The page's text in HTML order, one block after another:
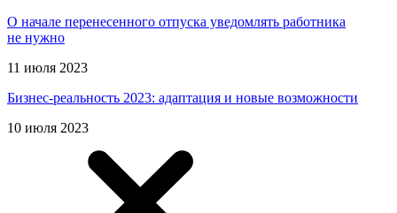
О начале перенесенного отпуска уведомлять работника
не нужно
11 июля 2023
Бизнес-реальность 2023: адаптация и новые возможности
10 июля 2023